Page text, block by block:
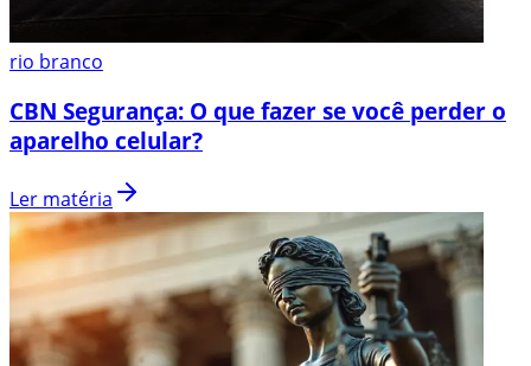
rio branco
CBN Segurança: O que fazer se você perder o
aparelho celular?
Ler matéria